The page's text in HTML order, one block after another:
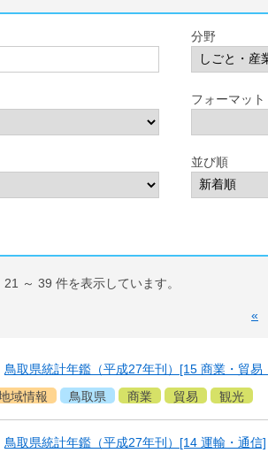
分野
フォーマット
並び順
21 ～ 39 件を表示しています。
«
鳥取県統計年鑑（平成27年刊）[15 商業・貿易
域情報 鳥取県 商業 貿易 観光
鳥取県統計年鑑（平成27年刊）[14 運輸・通信]